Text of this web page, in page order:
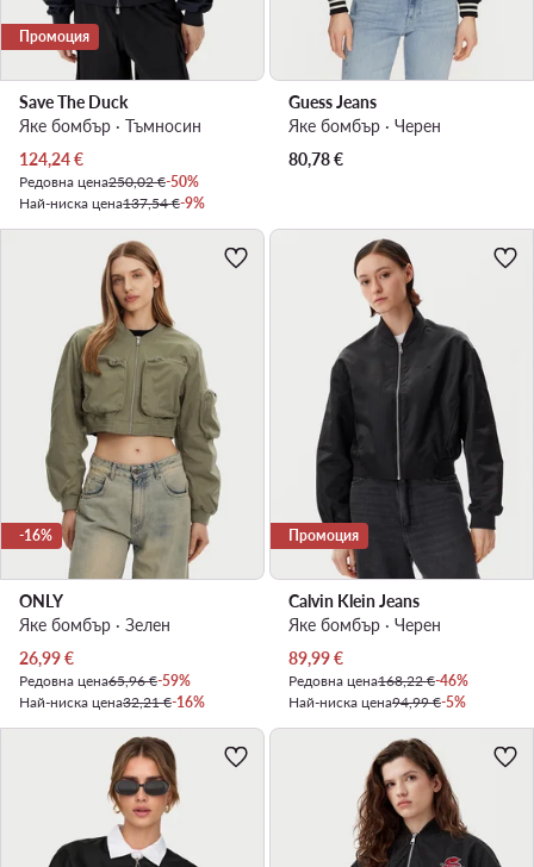
Промоция
Save The Duck
Яке бомбър · Тъмносин
Актуална цена
124,24€
Редовна цена250,02 €-50%
Най-ниска цена137,54 €-9%
Guess Jeans
Яке бомбър · Черен
80,78€
-16%
ONLY
Яке бомбър · Зелен
Актуална цена
26,99€
Редовна цена65,96 €-59%
Най-ниска цена32,21 €-16%
Промоция
Calvin Klein Jeans
Яке бомбър · Черен
Актуална цена
89,99€
Редовна цена168,22 €-46%
Най-ниска цена94,99 €-5%